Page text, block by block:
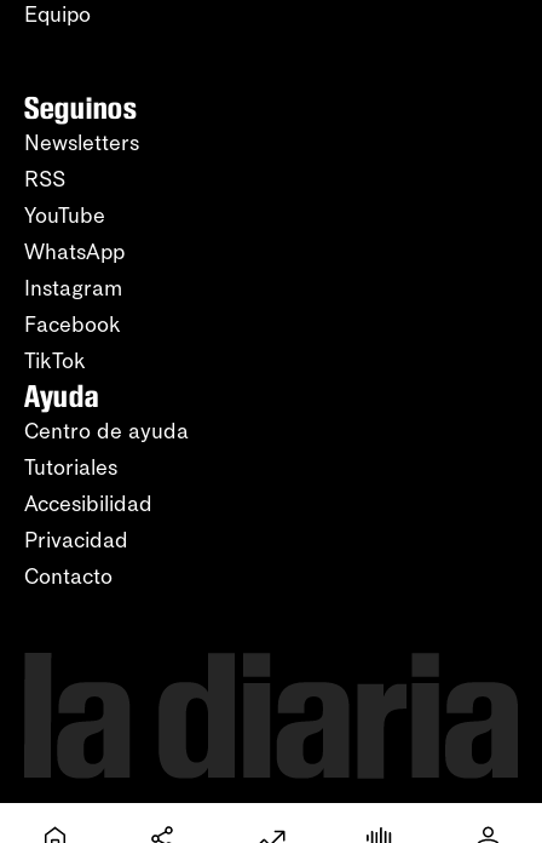
Equipo
Seguinos
Newsletters
RSS
YouTube
WhatsApp
Instagram
Facebook
TikTok
Ayuda
Centro de ayuda
Tutoriales
Accesibilidad
Privacidad
Contacto